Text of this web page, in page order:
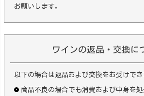
お願いします。
ワインの返品・交換に
以下の場合は返品および交換をお受けでき
商品不良の場合でも消費および中身を